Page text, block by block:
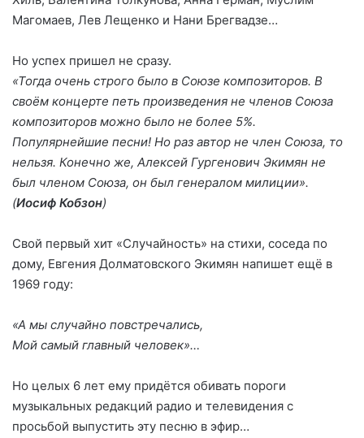
Магомаев, Лев Лещенко и Нани Брегвадзе…
Но успех пришел не сразу.
«Тогда очень строго было в Союзе композиторов. В
своём концерте петь произведения не членов Союза
композиторов можно было не более 5%.
Популярнейшие песни! Но раз автор не член Союза, то
нельзя. Конечно же, Алексей Гургенович Экимян не
был членом Союза, он был генералом милиции».
(Иосиф Кобзон)
Свой первый хит «Случайность» на стихи, соседа по
дому, Евгения Долматовского Экимян напишет ещё в
1969 году:
«А мы случайно повстречались,
Мой самый главный человек»…
Но целых 6 лет ему придётся обивать пороги
музыкальных редакций радио и телевидения с
просьбой выпустить эту песню в эфир…